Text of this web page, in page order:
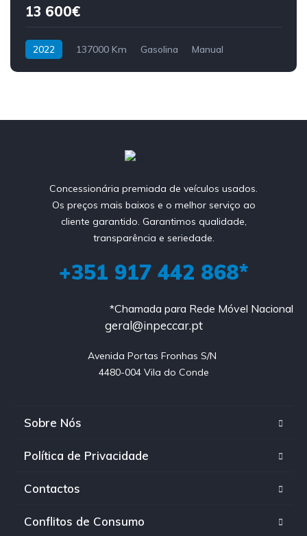
13 600€
2022 137000 Km Gasolina Manual
Concessionária premiada de veículos usados.
Os preços mais baixos e o melhor serviço ao
cliente garantido. Garantimos qualidade,
transparência e seriedade.
+351 917 442 868*
*Chamada para Rede Móvel Nacional
geral@inpeccar.pt
Avenida Portas Fronhas S/N
4480-004 Vila do Conde
Sobre Nós
Política de Privacidade
Contactos
Conflitos de Consumo